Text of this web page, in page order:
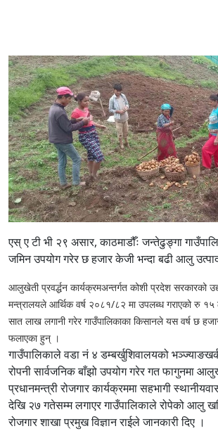
एस् ए टी भी २९ असार, काठमाडौँःजन्तेढुङ्गा
जमिन उपयोग गरेर छ हजार केजी भन्दा बढी आलु
आलुखेती प्रवर्द्धन कार्यक्रमअन्तर्गत कोशी प्रदेश सरकारको
मन्त्रालयले आर्थिक वर्ष २०८१/८२ मा उपलब्ध गराएको रु
सात लाख लगानी गरेर गाउँपालिकाका किसानले यस वर्ष छ
फलाएका हुन् ।
गाउँपालिकाले वडा नं ४ डम्बर्खुशिवालयको
रोपनी सार्वजनिक बाँझो उपयोग गरेर गत फागुनमा
प्रधानमन्त्री रोजगार कार्यक्रममा सहभागी
देखि २७ गतेसम्म लगाएर गाउँपालिकाले रोपेको आलु
रोजगार शाखा प्रमुख विज्ञान राईले जानकारी दिए ।